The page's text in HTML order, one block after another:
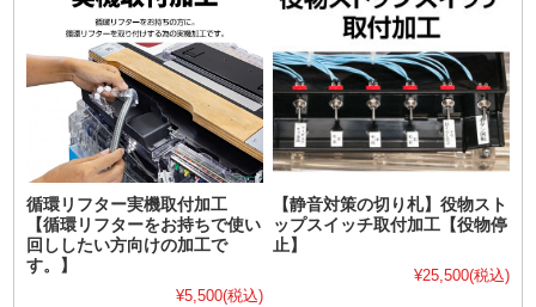
循環リフター実機取付加工
【循環リフターをお持ちで使い
回ししたい方向けの加工で
す。】
¥5,500(税込)
【静音対策の切り札】役物スト
ップスイッチ取付加工【役物停
止】
¥25,500(税込)